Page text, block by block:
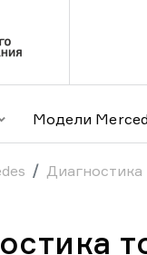
Модели
Диагностика